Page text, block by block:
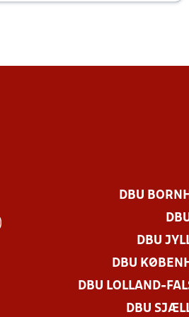
DBU
DBU
DBU
DBU LOLLAND-
DBU